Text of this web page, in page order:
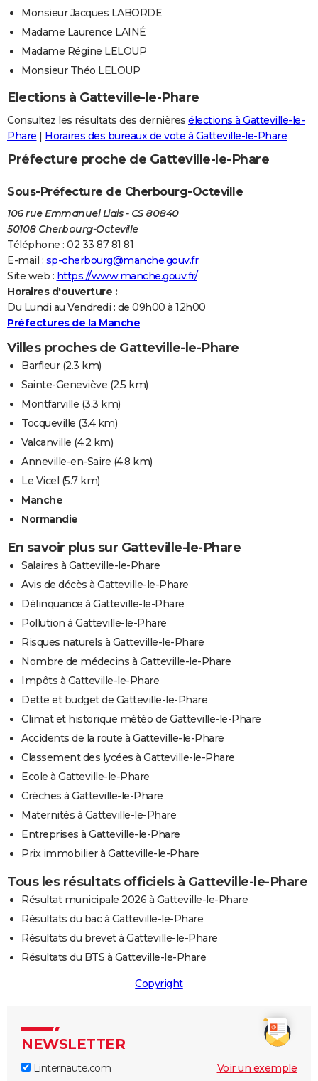
Monsieur Jacques LABORDE
Madame Laurence LAINÉ
Madame Régine LELOUP
Monsieur Théo LELOUP
Elections à Gatteville-le-Phare
Consultez les résultats des dernières élections à Gatteville-le-
Phare | Horaires des bureaux de vote à Gatteville-le-Phare
Préfecture proche de Gatteville-le-Phare
Sous-Préfecture de Cherbourg-Octeville
106 rue Emmanuel Liais - CS 80840
50108 Cherbourg-Octeville
Téléphone : 02 33 87 81 81
E-mail : sp-cherbourg@manche.gouv.fr
Site web : https://www.manche.gouv.fr/
Horaires d'ouverture :
Du Lundi au Vendredi : de 09h00 à 12h00
Préfectures de la Manche
Villes proches de Gatteville-le-Phare
Barfleur(2.3 km)
Sainte-Geneviève (2.5 km)
Montfarville (3.3 km)
Tocqueville (3.4 km)
Valcanville (4.2 km)
Anneville-en-Saire (4.8 km)
Le Vicel (5.7 km)
Manche
Normandie
En savoir plus sur Gatteville-le-Phare
Salaires à Gatteville-le-Phare
Avis de décès à Gatteville-le-Phare
Délinquance à Gatteville-le-Phare
Pollution à Gatteville-le-Phare
Risques naturels à Gatteville-le-Phare
Nombre de médecins à Gatteville-le-Phare
Impôts à Gatteville-le-Phare
Dette et budget de Gatteville-le-Phare
Climat et historique météo de Gatteville-le-Phare
Accidents de la route à Gatteville-le-Phare
Classement des lycées à Gatteville-le-Phare
Ecole à Gatteville-le-Phare
Crèches à Gatteville-le-Phare
Maternités à Gatteville-le-Phare
Entreprises à Gatteville-le-Phare
Prix immobilier à Gatteville-le-Phare
Tous les résultats officiels à Gatteville-le-Phare
Résultat municipale 2026 à Gatteville-le-Phare
Résultats du bac à Gatteville-le-Phare
Résultats du brevet à Gatteville-le-Phare
Résultats du BTS à Gatteville-le-Phare
Copyright
NEWSLETTER
Linternaute.com Voir un exemple